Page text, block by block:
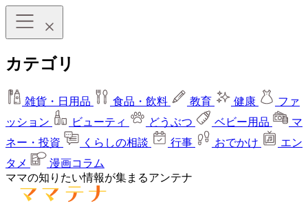
カテゴリ
雑貨・日用品 食品・飲料 教育 健康
ファ
ッション
ビューティ どうぶつ ベビー用品
マ
ネー・投資
くらしの相談 行事 おでかけ
エン
タメ
漫画コラム
ママの知りたい情報が集まるアンテナ